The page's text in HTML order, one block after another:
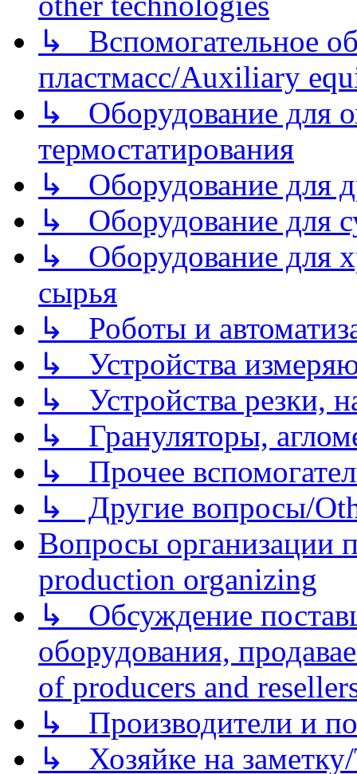
↳ Вспомогательное
пластмасс/Auxiliary
↳ Оборудование для
термостатирования
↳ Оборудование для
↳ Оборудование для
↳ Оборудование для
сырья
↳ Роботы и
↳ Устройства
↳ Устройства резки,
↳ Грануляторы,
↳ Прочее
↳ Другие вопросы/
Вопросы организации
production organizing
↳ Обсуждение
оборудования,
of producers and
↳ Производители и
↳ Хозяйке на